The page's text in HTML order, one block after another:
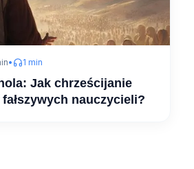
• 1 min
Jak chrześcijanie
nauczycieli?